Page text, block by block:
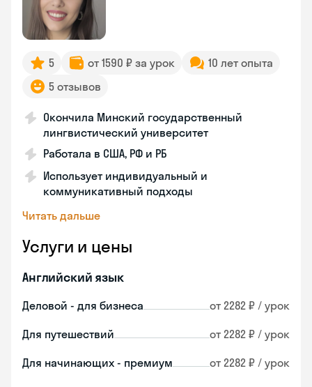
5 от 1590 ₽ за урок
10 лет опыта
5 отзывов
Окончила Минский государственный
лингвистический университет
Работала в США, РФ и РБ
Использует индивидуальный и
коммуникативный подходы
Читать дальше
Услуги и цены
Английский язык
Деловой - для бизнеса от 2282 ₽ / урок
Для путешествий от 2282 ₽ / урок
Для начинающих - премиум от 2282 ₽ / урок